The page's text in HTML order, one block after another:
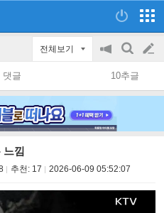
전체보기
공
지
on/off
검
색
글
쓰
댓글 10추글
느낌
추천: 17 2026-06-09 05:52:07